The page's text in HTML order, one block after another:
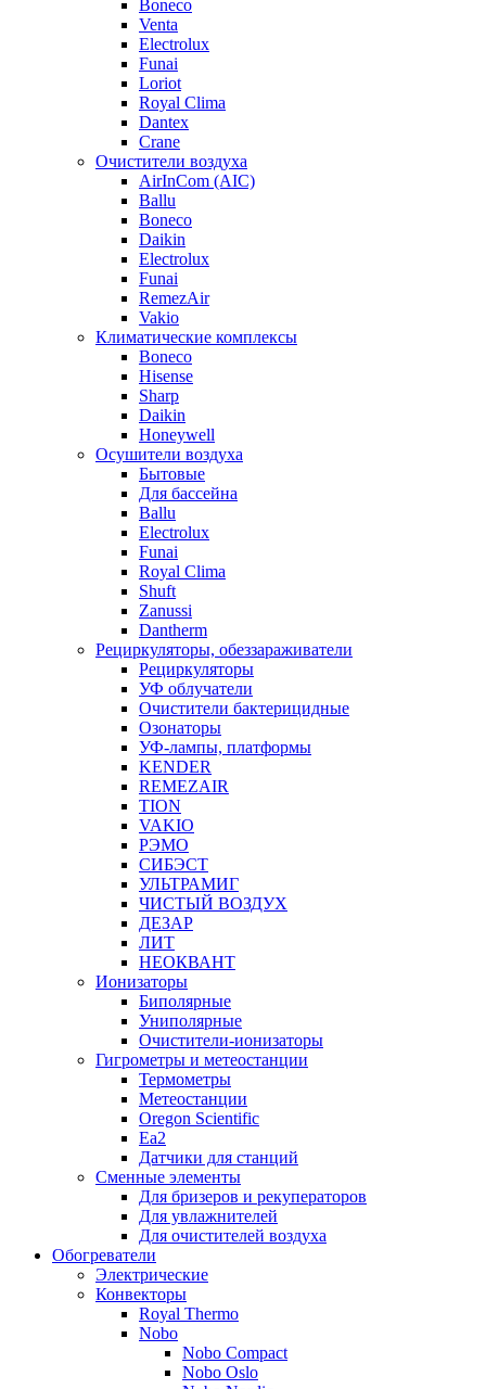
Boneco
Venta
Electrolux
Funai
Loriot
Royal Clima
Dantex
Crane
Очистители воздуха
AirInCom (AIC)
Ballu
Boneco
Daikin
Electrolux
Funai
RemezAir
Vakio
Климатические комплексы
Boneco
Hisense
Sharp
Daikin
Honeywell
Осушители воздуха
Бытовые
Для бассейна
Ballu
Electrolux
Funai
Royal Clima
Shuft
Zanussi
Dantherm
Рециркуляторы, обеззараживатели
Рециркуляторы
УФ облучатели
Очистители бактерицидные
Озонаторы
УФ-лампы, платформы
KENDER
REMEZAIR
TION
VAKIO
РЭМО
СИБЭСТ
УЛЬТРАМИГ
ЧИСТЫЙ ВОЗДУХ
ДЕЗАР
ЛИТ
НЕОКВАНТ
Ионизаторы
Биполярные
Униполярные
Очистители-ионизаторы
Гигрометры и метеостанции
Термометры
Метеостанции
Oregon Scientific
Ea2
Датчики для станций
Сменные элементы
Для бризеров и рекуператоров
Для увлажнителей
Для очистителей воздуха
Обогреватели
Электрические
Конвекторы
Royal Thermo
Nobo
Nobo Compact
Nobo Oslo